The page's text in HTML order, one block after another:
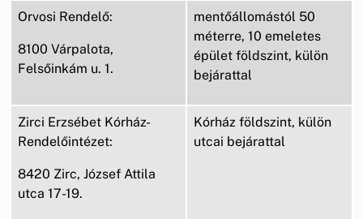
Orvosi Rendelő:
8100 Várpalota,
Felsőinkám u. 1.
mentőállomástól 50
méterre, 10 emeletes
épület földszint, külön
bejárattal
Zirci Erzsébet Kórház-
Rendelőintézet:
8420 Zirc, József Attila
utca 17-19.
Kórház földszint, külön
utcai bejárattal